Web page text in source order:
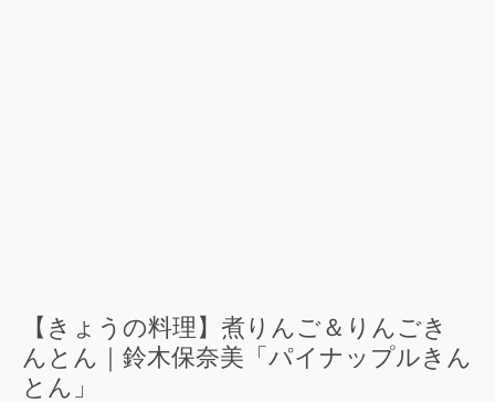
【きょうの料理】煮りんご＆りんごき
んとん｜鈴木保奈美「パイナップルきん
とん」